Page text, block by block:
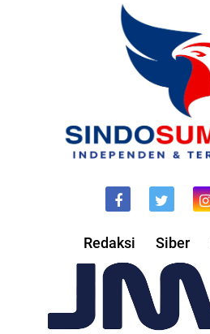
Redaksi Siber